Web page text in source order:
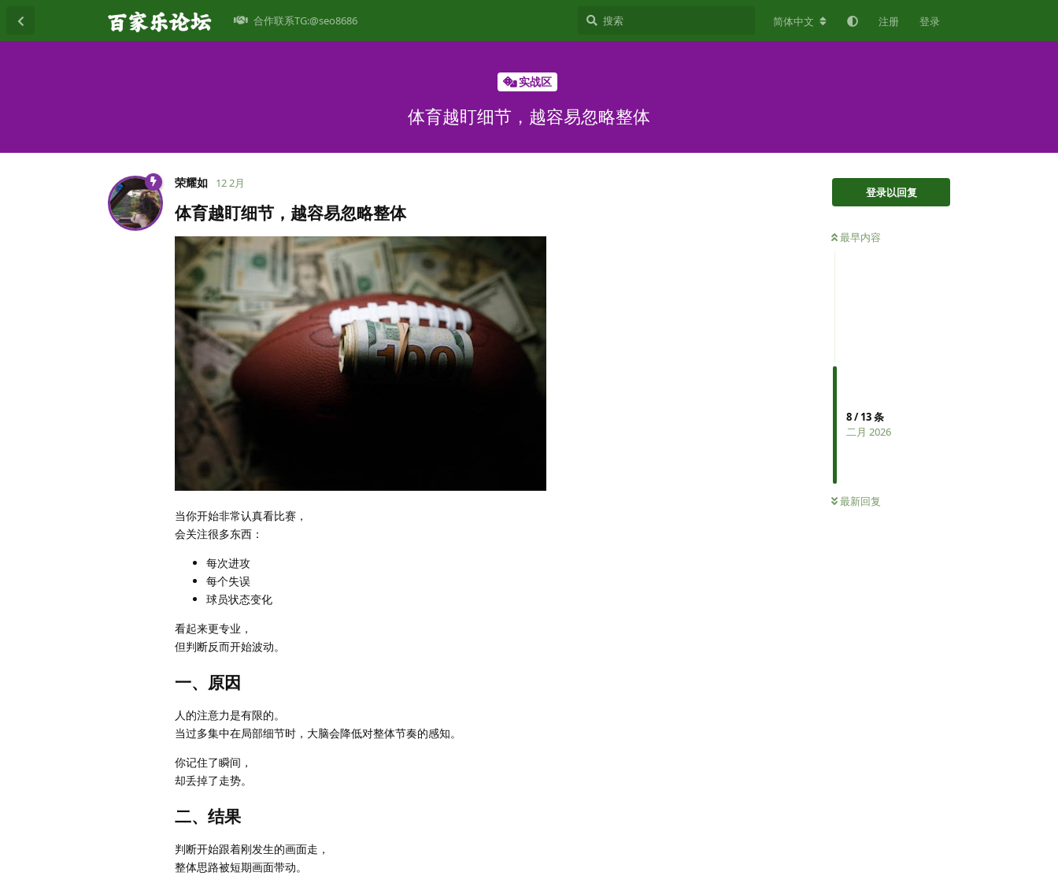
合作联系TG:@seo8686 简体中文 注册 登录
实战区
体育越盯细节，越容易忽略整体
登录以回复
最早内容
8/13条
二月 2026
最新回复
荣耀如 12 2月
体育越盯细节，越容易忽略整体
当你开始非常认真看比赛，
会关注很多东西：
每次进攻
每个失误
球员状态变化
看起来更专业，
但判断反而开始波动。
一、原因
人的注意力是有限的。
当过多集中在局部细节时，大脑会降低对整体节奏的感知。
你记住了瞬间，
却丢掉了走势。
二、结果
判断开始跟着刚发生的画面走，
整体思路被短期画面带动。